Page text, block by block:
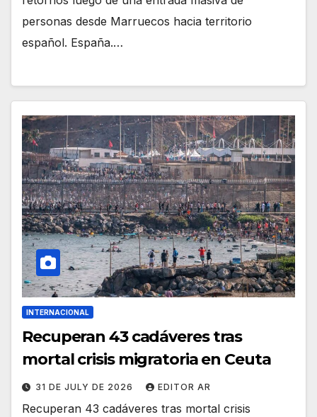
personas desde Marruecos hacia territorio
español. España.…
INTERNACIONAL
Recuperan 43 cadáveres tras
mortal crisis migratoria en Ceuta
31 DE JULY DE 2026 EDITOR AR
Recuperan 43 cadáveres tras mortal crisis